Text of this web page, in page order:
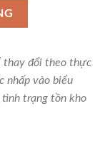
số lượng
thay đổi theo thực
nhấp vào biểu
trạng tồn kho